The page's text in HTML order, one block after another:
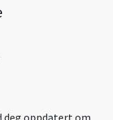
deg oppdatert om